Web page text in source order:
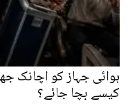
ہوائی جہاز کو اچانک
کیسے بچا جائے؟